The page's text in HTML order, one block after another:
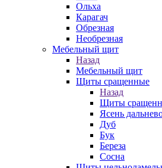
Ольха
Карагач
Обрезная
Необрезная
Мебельный щит
Назад
Мебельный щит
Щиты сращенные
Назад
Щиты
Ясень
Дуб
Бук
Береза
Сосна